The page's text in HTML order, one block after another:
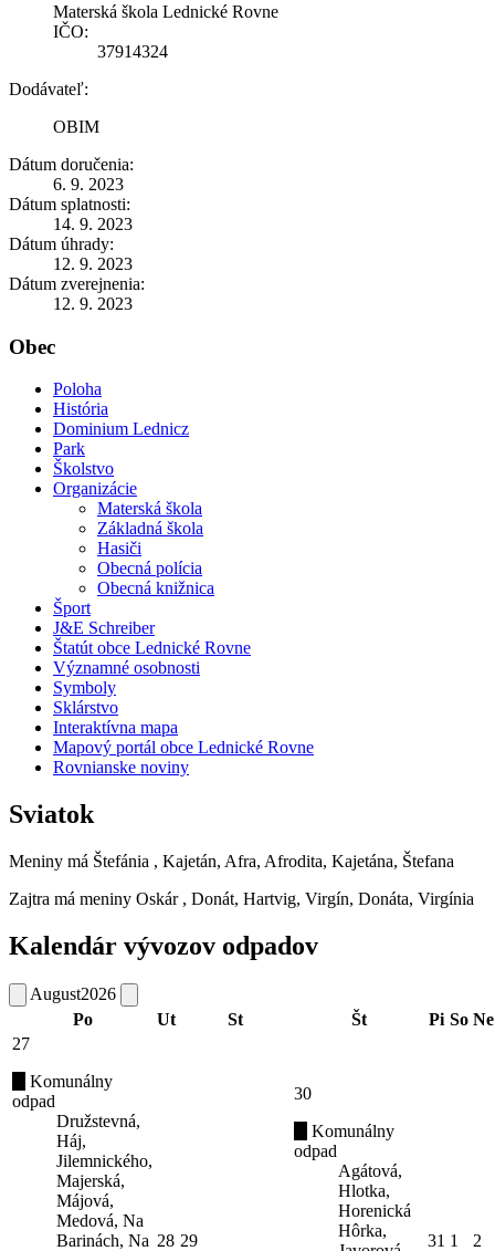
Materská škola Lednické Rovne
IČO:
37914324
Dodávateľ:
OBIM
Dátum doručenia:
6. 9. 2023
Dátum splatnosti:
14. 9. 2023
Dátum úhrady:
12. 9. 2023
Dátum zverejnenia:
12. 9. 2023
Obec
Poloha
História
Dominium Lednicz
Park
Školstvo
Organizácie
Materská škola
Základná škola
Hasiči
Obecná polícia
Obecná knižnica
Šport
J&E Schreiber
Štatút obce Lednické Rovne
Významné osobnosti
Symboly
Sklárstvo
Interaktívna mapa
Mapový portál obce Lednické Rovne
Rovnianske noviny
Sviatok
Meniny má Štefánia , Kajetán, Afra, Afrodita, Kajetána, Štefana
Zajtra má meniny Oskár , Donát, Hartvig, Virgín, Donáta, Virgínia
Kalendár vývozov odpadov
August2026
Po
Ut St Št Pi So Ne
27
Komunálny
odpad
Družstevná,
Háj,
Jilemnického,
Majerská,
Májová,
Medová, Na
Barinách, Na 28 29
30
Komunálny
odpad
Agátová,
Hlotka,
Horenická
Hôrka,
31 1 2